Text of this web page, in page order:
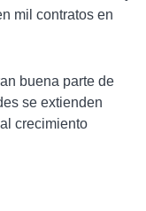
mil contratos en
buena parte de
se extienden
crecimiento